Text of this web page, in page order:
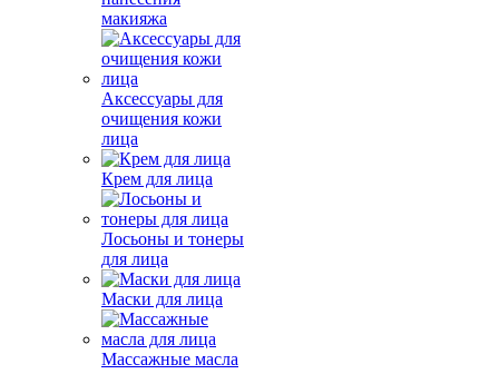
макияжа
Аксессуары для
очищения кожи
лица
Крем для лица
Лосьоны и тонеры
для лица
Маски для лица
Массажные масла